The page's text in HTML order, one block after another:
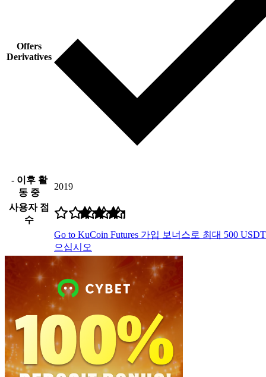
Offers
Derivatives
- 이후 활
동 중
2019
사용자 점
수
Go to KuCoin Futures 가입 보너스로 최대 500
으십시오